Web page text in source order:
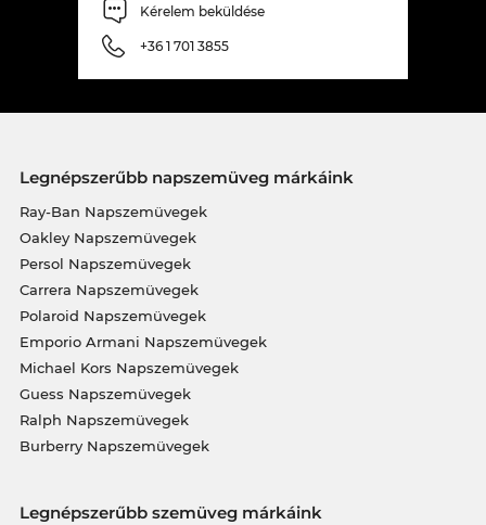
Kérelem beküldése
+36 1 701 3855
Legnépszerűbb napszemüveg márkáink
Ray-Ban Napszemüvegek
Oakley Napszemüvegek
Persol Napszemüvegek
Carrera Napszemüvegek
Polaroid Napszemüvegek
Emporio Armani Napszemüvegek
Michael Kors Napszemüvegek
Guess Napszemüvegek
Ralph Napszemüvegek
Burberry Napszemüvegek
Legnépszerűbb szemüveg márkáink